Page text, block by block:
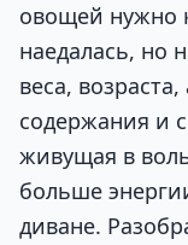
овощей нужно
наедалась, но
веса,
содержания и
живущая в
больше
диване.